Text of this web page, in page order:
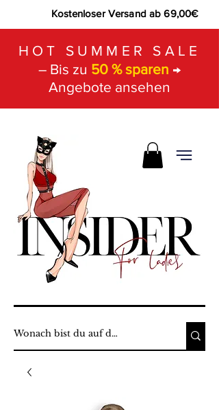
Kostenloser Versand ab 69,00€
HOT SUMMER SALE
– Bis zu 50 % sparen →
Angebote ansehen